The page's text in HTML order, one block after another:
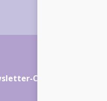
Community gelten.